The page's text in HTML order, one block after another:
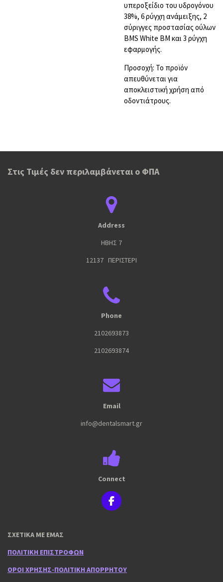
υπεροξείδιο του υδρογόνου
38%, 6 ρύγχη ανάμειξης, 2
σύριγγες προστασίας ούλων
BMS White BM και 3 ρύγχη
εφαρμογής.
Προσοχή: Το προϊόν
απευθύνεται για
αποκλειστική χρήση από
οδοντιάτρους.
Στις Τιμές δεν περιλαμβάνεται ο ΦΠΑ
Address
ΗΒΗΣ 7
12137 ΠΕΡΙΣΤΕΡΙ
Phone
2102693873
2102693874
Email
info@dentalsmart.gr
Connect
F
a
k
ΣΧΕΤΙΚΑ ΜΕ ΕΜΑΣ
ΠΟΛΙΤΙΚΗ ΕΠΙΣΤΡΟΦΩΝ
ΟΡΟΙ ΧΡΗΣΗΣ-ΠΟΛΙΤΙΚΗ ΑΠΟΡΡΗΤΟΥ